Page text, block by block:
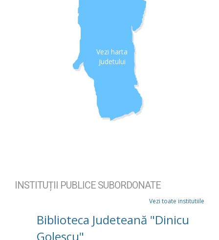
Vezi harta
Judetului
INSTITUȚII PUBLICE SUBORDONATE
Vezi toate institutiile
Biblioteca Judeteană "Dinicu
Golescu"